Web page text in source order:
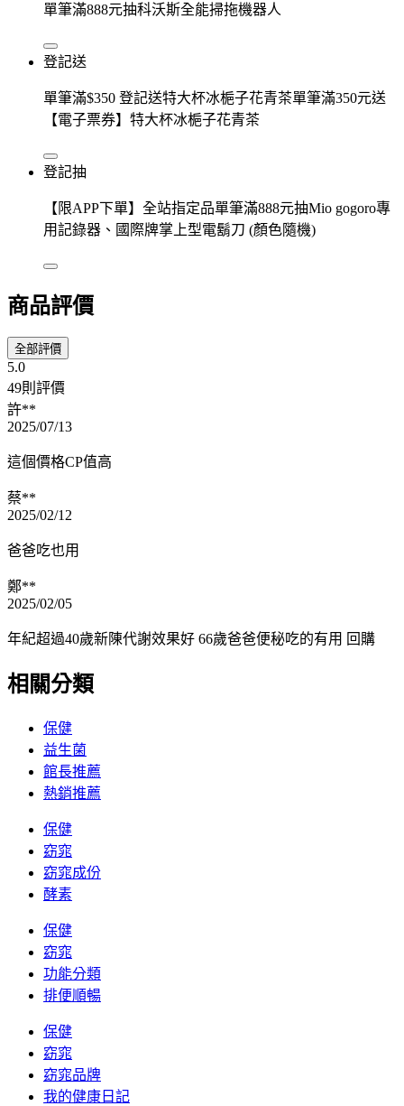
單筆滿888元抽科沃斯全能掃拖機器人
登記送
單筆滿$350 登記送特大杯冰梔子花青茶單筆滿350元送
【電子票券】特大杯冰梔子花青茶
登記抽
【限APP下單】全站指定品單筆滿888元抽Mio gogoro專
用記錄器、國際牌掌上型電鬍刀 (顏色隨機)
商品評價
全部評價
5.0
49則評價
許**
2025/07/13
這個價格CP值高
蔡**
2025/02/12
爸爸吃也用
鄭**
2025/02/05
年紀超過40歲新陳代謝效果好 66歲爸爸便秘吃的有用 回購
相關分類
保健
益生菌
館長推薦
熱銷推薦
保健
窈窕
窈窕成份
酵素
保健
窈窕
功能分類
排便順暢
保健
窈窕
窈窕品牌
我的健康日記